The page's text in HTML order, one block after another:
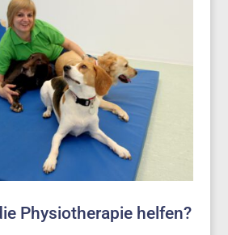
Physiotherapie helfen?